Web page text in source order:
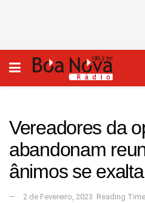
Vereadores da
abandonam
ânimos se
2 de Fevereiro, 2023 Reading